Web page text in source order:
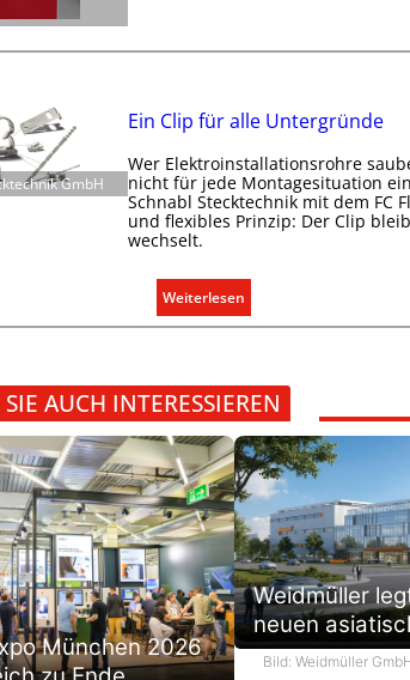
e
.
a
e
r
e
t
e
a
s
s
e
n
u
n
d
r
e
g
s
u
d
e
r
E
e
k
t
o
m
o
b
i
l
i
t
ä
t
i
GmbH
Ein Clip für alle Untergründe
Wer Elektroinstallationsrohre
nicht für jede Montagesituation
Schnabl Stecktechnik mit dem FC
und flexibles Prinzip: Der Clip
wechselt.
Weiterlesen:
E
C
l
i
p
f
ü
r
a
l
l
e
AUCH INTERESSIEREN
München 2026
Weidmüller
neuen
Bild: Weidmüller